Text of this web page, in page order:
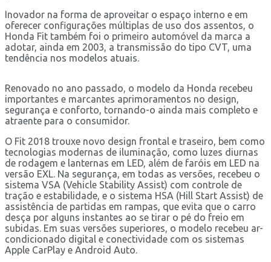
Inovador na forma de aproveitar o espaço interno e em
oferecer configurações múltiplas de uso dos assentos, o
Honda Fit também foi o primeiro automóvel da marca a
adotar, ainda em 2003, a transmissão do tipo CVT, uma
tendência nos modelos atuais.
Renovado no ano passado, o modelo da Honda recebeu
importantes e marcantes aprimoramentos no design,
segurança e conforto, tornando-o ainda mais completo e
atraente para o consumidor.
O Fit 2018 trouxe novo design frontal e traseiro, bem como
tecnologias modernas de iluminação, como luzes diurnas
de rodagem e lanternas em LED, além de faróis em LED na
versão EXL. Na segurança, em todas as versões, recebeu o
sistema VSA (Vehicle Stability Assist) com controle de
tração e estabilidade, e o sistema HSA (Hill Start Assist) de
assistência de partidas em rampas, que evita que o carro
desça por alguns instantes ao se tirar o pé do freio em
subidas. Em suas versões superiores, o modelo recebeu ar-
condicionado digital e conectividade com os sistemas
Apple CarPlay e Android Auto.